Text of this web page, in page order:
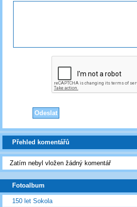
Přehled komentářů
Zatím nebyl vložen žádný komentář
Fotoalbum
150 let Sokola